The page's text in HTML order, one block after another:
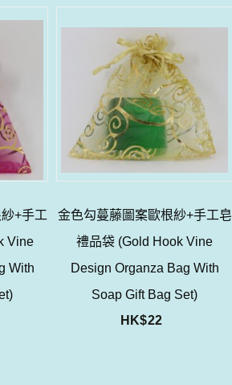
+手工
Vine
With
金色勾蔓藤圖案歐根紗+手工皂
禮品袋 (Gold Hook Vine
Design Organza Bag With
Soap Gift Bag Set)
HK$22